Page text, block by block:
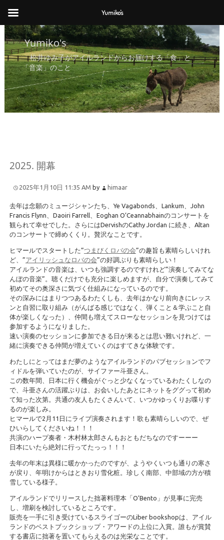
Yumiko's
松井ゆみ子がアイルランドからお届けする「食」と
「音楽」のこと
2025. 開幕
2025年1月10日 11:35 AM by himaar
去年は念願のミュージシャンたち、Ye Vagabonds、Lankum、John
Francis Flynn、Daoiri Farrell、Eoghan O’Ceannabhainのコンサートを
観られて幸せでした。さらにはDervishのCathy Jordan に続き、Altan
のコンサートで締めくくり。贅沢なことです。
ヒマールでスタートした”つまびくロバの会”の趣旨も素晴らしいけれ
ど、”アイリッシュなロバの会”の好調ぶりも素晴らしい！
アイルランドの音楽は、いつも強調するのですけれど”演奏してみてな
んぼの音楽”。聴くだけでも充分に楽しめますが、自分で演奏してみて
初めてその奥深さに気づく仕組みになっているのです。
その深みにはまりつつあるわたくしも、去年はかなり前向きにレッス
ンと自習に取り組み（がんばる感じではなく、弾くこと＆学ぶこと自
体が楽しくなった）、仲間も増えてスローなセッションを見つけては
参加するようになりました。
速い演奏のセッションに参加できる日が来るとは思い難いけれど、一
緒に演奏できる仲間が増えていくのはすてきな体験です。
わたしにとってはまだ夢のようなアイルランドのパブセッションでフ
ィドルを弾いていたのが、サイファー斗亜さん。
この数年間、日本に行く機会がぐっと少なくなっているわたくしなの
で、斗亜さんの活躍ぶりは、お会いしたあとにネットをググって初め
て知った次第。共通の友人もたくさんいて、いつかゆっくりお喋りす
るのが楽しみ。
ヒマールで2月11日にライブ演奏されます！歌も素晴らしいので、ぜ
ひいらしてくださいね！！！
共演のハープ奏者・木村林太郎さんもおともだちなのですーーー
日本にいたら絶対に行ってたっっ！！！
去年の年末は異様に暖かかったのですが、ようやくいつも通りの寒さ
が戻り、年明けからはときおり雪化粧。珍しく南部、中部域の方が積
雪している様子。
アイルランドでリリースした拙著料理本「O’Bento」が見事に完売
し、増刷を検討しているところです。
販売を一手に引き受けているスライゴーのLiber bookshopは、アイル
ランドのベストブックショップ・アワードの上位に入賞。誰もが賞賛
する書店に拙著を置いてもらえるのは光栄なことです。
Yumiko's
Yumiko's